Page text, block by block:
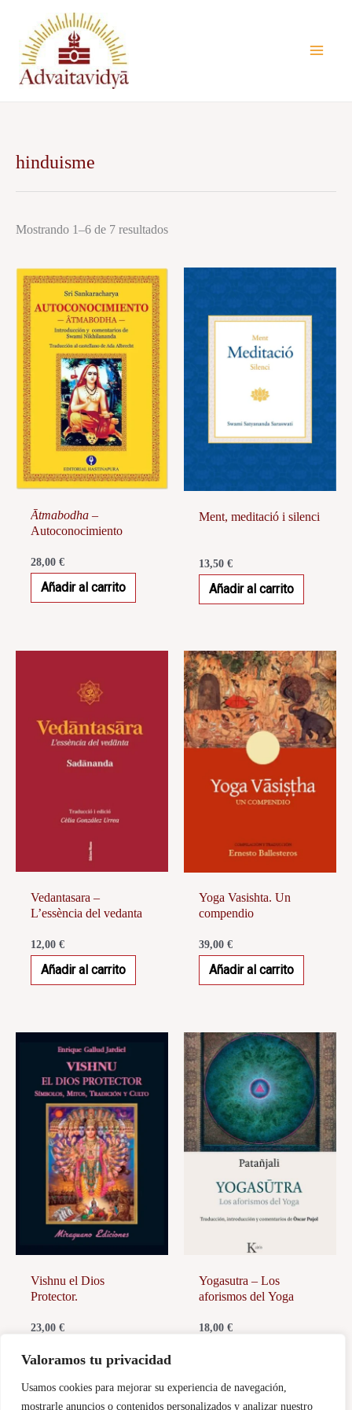
Valoramos tu privacidad
Usamos cookies para mejorar su experiencia de navegación,
mostrarle anuncios o contenidos personalizados y analizar nuestro
contenido
hinduisme
Mostrando 1–6 de 7 resultados
Ātmabodha–
Autoconocimiento
28,00€
Añadir al carrito
Ment, meditació i silenci
13,50€
Añadir al carrito
Vedantasara –
L’essència del vedanta
12,00€
Añadir al carrito
Yoga Vasishta. Un
compendio
39,00€
Añadir al carrito
Vishnu el Dios
Protector.
23,00€
Añadir al carrito
Yogasutra – Los
aforismos del Yoga
18,00€